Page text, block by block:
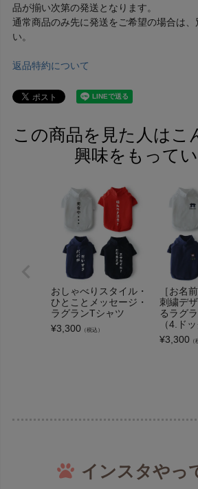
品が揃い次第の発送となります。
通常商品のみ先に発送をご希望の場合は、
い。
返品特約について
この商品を見た人はこ
興味をもって
おしゃべりスタイル・
ひとことメッセージ・
ラグランTシャツ
¥3,300 （税込）
［お名
刺繍デ
るラグ
（4.ド
¥3,300 （
インスタやっ